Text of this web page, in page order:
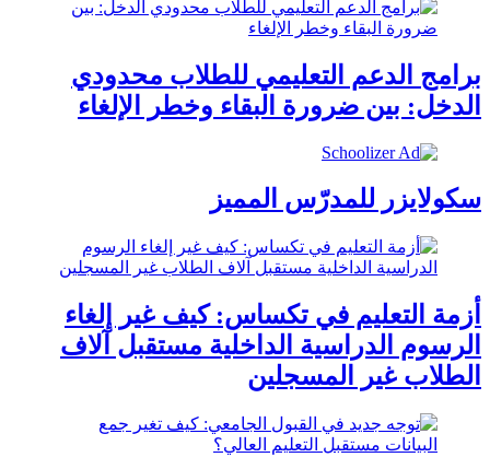
برامج الدعم التعليمي للطلاب محدودي
الدخل: بين ضرورة البقاء وخطر الإلغاء
سكولايزر للمدرّس المميز
أزمة التعليم في تكساس: كيف غير إلغاء
الرسوم الدراسية الداخلية مستقبل آلاف
الطلاب غير المسجلين